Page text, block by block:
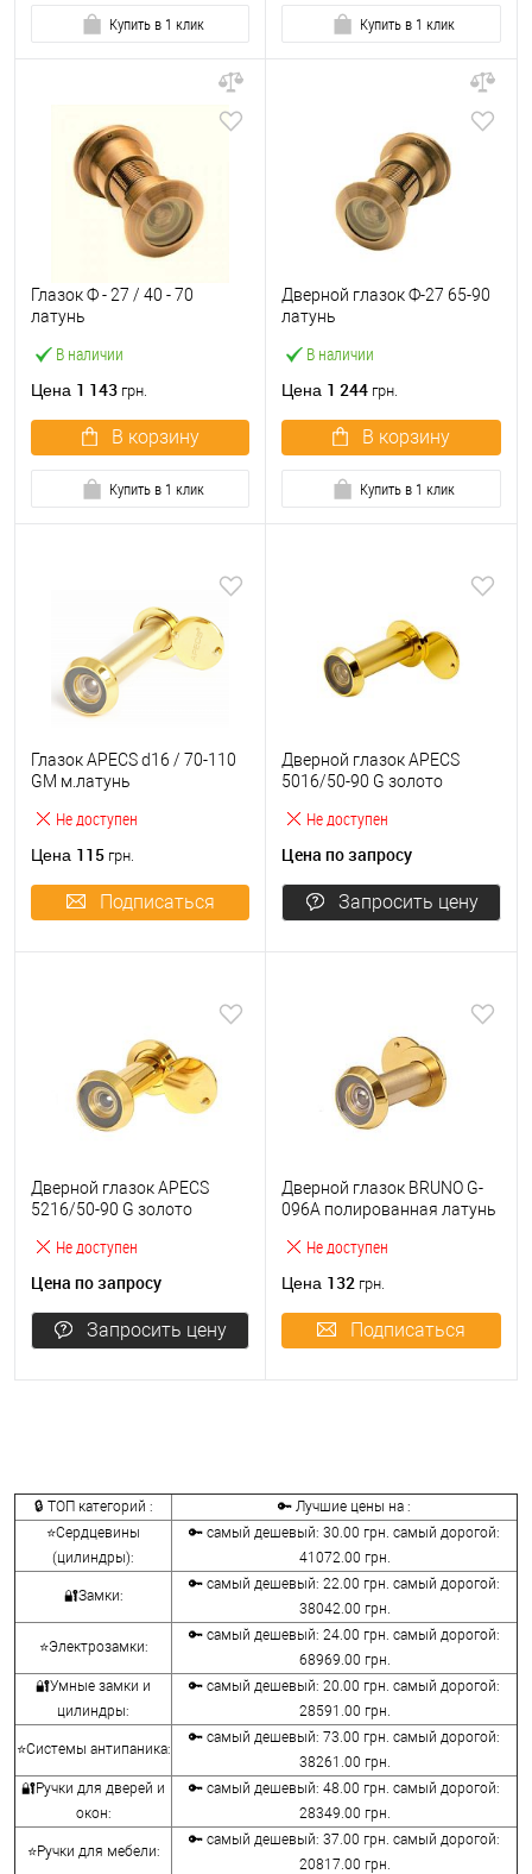
Купить в 1 клик Купить в 1 клик
В наличии
Глазок Ф - 27 / 40 - 70
латунь
Цена 1 143 грн.
В корзину
Купить в 1 клик
В наличии
Дверной глазок Ф-27 65-90
латунь
Цена 1 244 грн.
В корзину
Купить в 1 клик
Не доступен
Глазок APECS d16 / 70-110
GM м.латунь
Цена 115 грн.
Подписаться
Не доступен
Дверной глазок APECS
5016/50-90 G золото
Цена по запросу
Запросить цену
Не доступен
Дверной глазок APECS
5216/50-90 G золото
Цена по запросу
Запросить цену
Не доступен
Дверной глазок BRUNO G-
096A полированная латунь
Цена 132 грн.
Подписаться
🔒 ТОП категорий :
🔑 Лучшие цены на :
⭐Сердцевины
(цилиндры):
🔑 самый дешевый: 30.00 грн. самый дорогой:
41072.00 грн.
🔐Замки:
🔑 самый дешевый: 22.00 грн. самый дорогой:
38042.00 грн.
⭐Электрозамки:
🔑 самый дешевый: 24.00 грн. самый дорогой:
68969.00 грн.
🔐Умные замки и
цилиндры:
🔑 самый дешевый: 20.00 грн. самый дорогой:
28591.00 грн.
⭐Системы антипаника:
🔑 самый дешевый: 73.00 грн. самый дорогой:
38261.00 грн.
🔐Ручки для дверей и
окон:
🔑 самый дешевый: 48.00 грн. самый дорогой:
28349.00 грн.
⭐Ручки для мебели:
🔑 самый дешевый: 37.00 грн. самый дорогой:
20817.00 грн.